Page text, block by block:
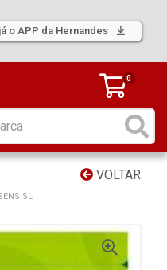
o APP da Hernandes
0
VOLTAR
SL